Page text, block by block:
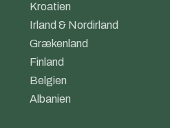
Kroatien
Irland & Nordirland
Grækenland
Finland
Belgien
Albanien